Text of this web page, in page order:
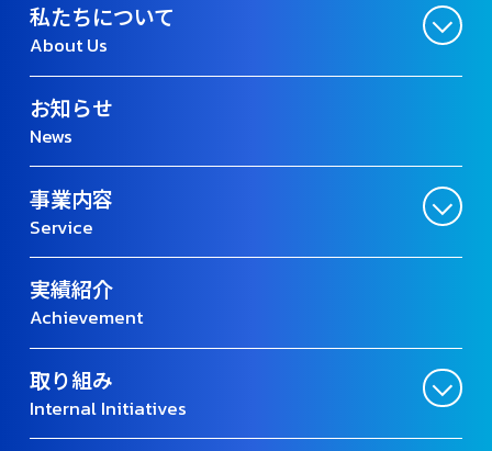
私たちについて
About Us
お知らせ
News
事業内容
Service
実績紹介
Achievement
取り組み
Internal Initiatives